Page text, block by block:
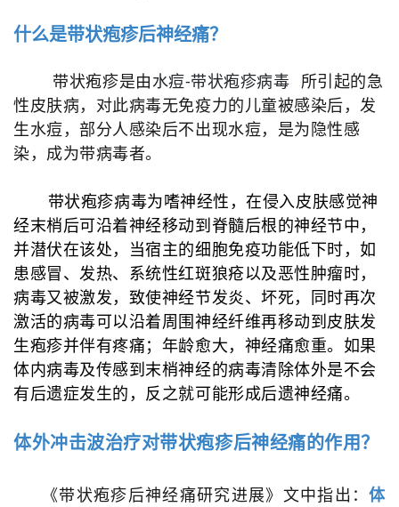
什么是带状疱疹后神经痛？
带状疱疹是由水痘-带状疱疹病毒 所引起的急
性皮肤病，对此病毒无免疫力的儿童被感染后，发
生水痘，部分人感染后不出现水痘，是为隐性感
染，成为带病毒者。
带状疱疹病毒为嗜神经性，在侵入皮肤感觉神
经末梢后可沿着神经移动到脊髓后根的神经节中，
并潜伏在该处，当宿主的细胞免疫功能低下时，如
患感冒、发热、系统性红斑狼疮以及恶性肿瘤时，
病毒又被激发，致使神经节发炎、坏死，同时再次
激活的病毒可以沿着周围神经纤维再移动到皮肤发
生疱疹并伴有疼痛；年龄愈大，神经痛愈重。如果
体内病毒及传感到末梢神经的病毒清除体外是不会
有后遗症发生的，反之就可能形成后遗神经痛。
体外冲击波治疗对带状疱疹后神经痛的作用？
《带状疱疹后神经痛研究进展》文中指出：体